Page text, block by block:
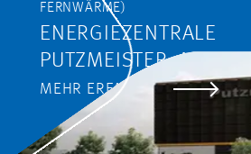
FERNWÄRME)
ENERGIEZENTRALE
PUTZMEISTER, AICHTAL
MEHR ERFAHREN